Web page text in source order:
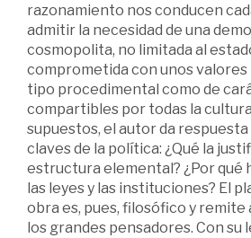
razonamiento nos conducen
admitir la necesidad de una
cosmopolita, no limitada al
comprometida con unos valores
tipo procedimental como de
compartibles por todas la
supuestos, el autor da
claves de la política: ¿Qué la
estructura elemental? ¿Por qué
las leyes y las instituciones? El
obra es, pues, filosófico y remite
los grandes pensadores. Con su